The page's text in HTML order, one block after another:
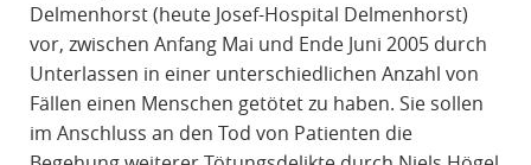
Delmenhorst (heute Josef-Hospital Delmenhorst)
vor, zwischen Anfang Mai und Ende Juni 2005 durch
Unterlassen in einer unterschiedlichen Anzahl von
Fällen einen Menschen getötet zu haben. Sie sollen
im Anschluss an den Tod von Patienten die